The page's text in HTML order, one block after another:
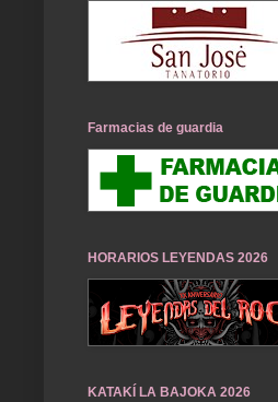
Farmacias de guardia
HORARIOS LEYENDAS 2026
KATAKÍ LA BAJOKA 2026